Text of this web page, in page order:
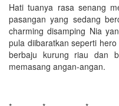
Hati tuanya rasa senang
pasangan yang sedang
charming disamping Nia
pula diibaratkan seperti
berbaju kurung riau dan
memasang angan-angan.